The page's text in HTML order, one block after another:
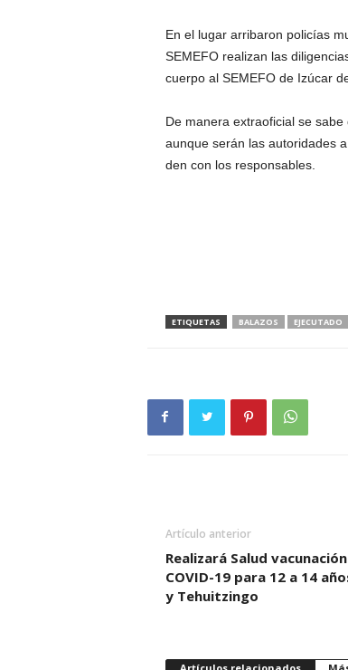
En el lugar arribaron policías
SEMEFO realizan las
cuerpo al SEMEFO de Izúcar
De manera extraoficial se
aunque serán las autoridades
den con los responsables.
ETIQUETAS BALAZOS EJECUTADO
Artículo anterior
Realizará Salud
COVID-19 para 12 a 14
y Tehuitzingo